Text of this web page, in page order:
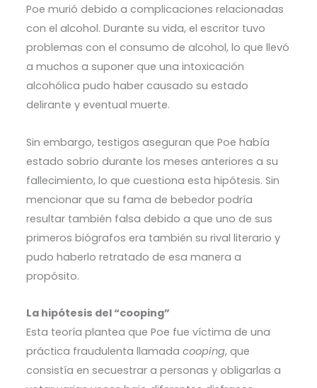
Poe murió debido a complicaciones relacionadas
con el alcohol. Durante su vida, el escritor tuvo
problemas con el consumo de alcohol, lo que llevó
a muchos a suponer que una intoxicación
alcohólica pudo haber causado su estado
delirante y eventual muerte.
Sin embargo, testigos aseguran que Poe había
estado sobrio durante los meses anteriores a su
fallecimiento, lo que cuestiona esta hipótesis. Sin
mencionar que su fama de bebedor podría
resultar también falsa debido a que uno de sus
primeros biógrafos era también su rival literario y
pudo haberlo retratado de esa manera a
propósito.
La hipótesis del “cooping”
Esta teoría plantea que Poe fue víctima de una
práctica fraudulenta llamada cooping, que
consistía en secuestrar a personas y obligarlas a